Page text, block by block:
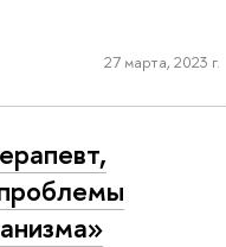
27 марта, 2023 г.